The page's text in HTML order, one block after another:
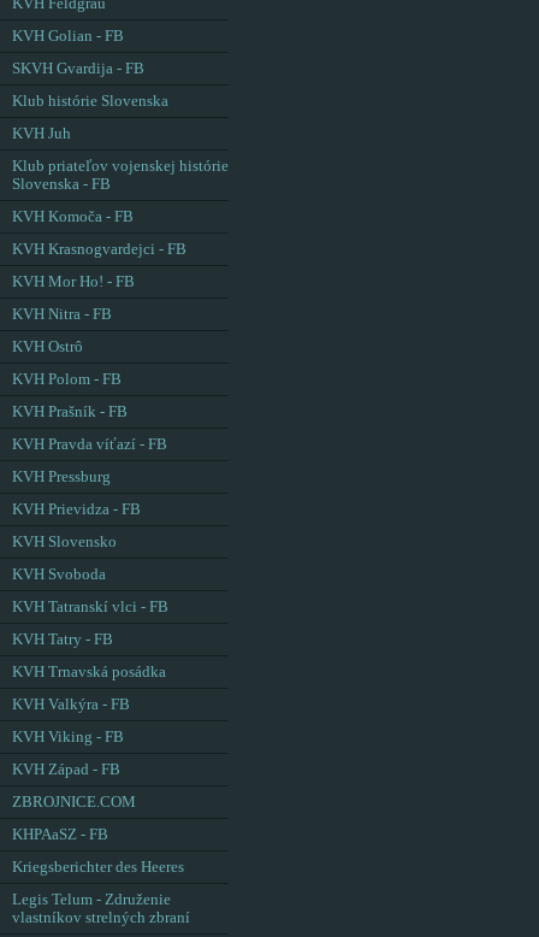
KVH Feldgrau
KVH Golian - FB
SKVH Gvardija - FB
Klub histórie Slovenska
KVH Juh
Klub priateľov vojenskej histórie
Slovenska - FB
KVH Komoča - FB
KVH Krasnogvardejci - FB
KVH Mor Ho! - FB
KVH Nitra - FB
KVH Ostrô
KVH Polom - FB
KVH Prašník - FB
KVH Pravda víťazí - FB
KVH Pressburg
KVH Prievidza - FB
KVH Slovensko
KVH Svoboda
KVH Tatranskí vlci - FB
KVH Tatry - FB
KVH Trnavská posádka
KVH Valkýra - FB
KVH Viking - FB
KVH Západ - FB
ZBROJNICE.COM
KHPAaSZ - FB
Kriegsberichter des Heeres
Legis Telum - Združenie
vlastníkov strelných zbraní